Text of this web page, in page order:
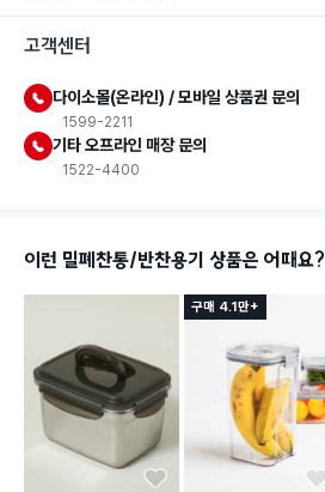
고객센터
다이소몰(온라인) / 모바일 상품권 문의
1599-2211
기타 오프라인 매장 문의
1522-4400
이런 밀폐찬통/반찬용기 상품은 어때요?
구매 4.1만+